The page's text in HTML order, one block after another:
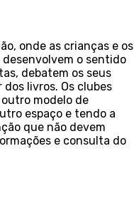
onde as crianças e os
o sentido
debatem os seus
livros. Os clubes
modelo de
espaço e tendo a
que não devem
e consulta do